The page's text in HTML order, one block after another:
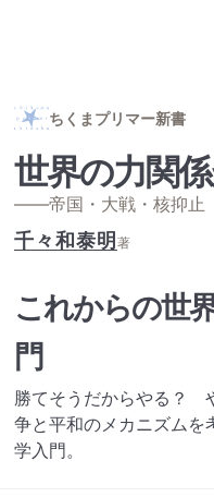
ちくまプリマー新書
世界の力関
——帝国・大戦・核抑止
千々和泰明著
これからの世
門
勝てそうだからやる？
争と平和のメカニズム
学入門。